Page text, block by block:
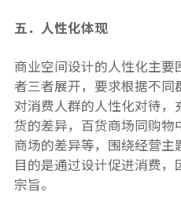
五．人性化体现
商业空间设计的人性化主
者三者展开，要求根据不同
对消费人群的人性化对待
货的差异，百货商场同购物
商场的差异等，围绕经营
目的是通过设计促进消费
宗旨。